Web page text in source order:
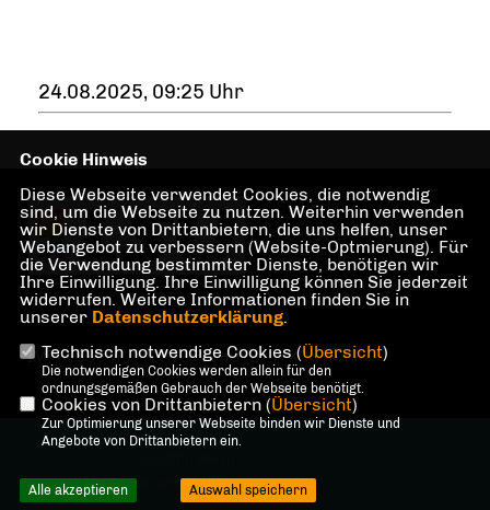
24.08.2025, 09:25 Uhr
LSU Berlin -
Sonderorganisation der
CDU Berlin
IMPRESSUM DATENSCHUTZ KONTAKT
@2026 LSU Berlin
Alle Rechte vorbehalten.
Cookie Hinweis
Diese Webseite verwendet Cookies, die notwendig
sind, um die Webseite zu nutzen. Weiterhin verwenden
wir Dienste von Drittanbietern, die uns helfen, unser
Webangebot zu verbessern (Website-Optmierung). Für
die Verwendung bestimmter Dienste, benötigen wir
Ihre Einwilligung. Ihre Einwilligung können Sie jederzeit
widerrufen. Weitere Informationen finden Sie in
unserer Datenschutzerklärung.
Technisch notwendige Cookies (Übersicht)
Die notwendigen Cookies werden allein für den
ordnungsgemäßen Gebrauch der Webseite benötigt.
Cookies von Drittanbietern (Übersicht)
Zur Optimierung unserer Webseite binden wir Dienste und
Angebote von Drittanbietern ein.
Alle akzeptieren Auswahl speichern